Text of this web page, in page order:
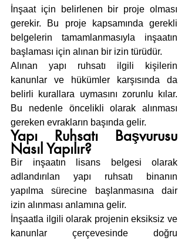
İnşaat için belirlenen bir proje olması
gerekir. Bu proje kapsamında gerekli
belgelerin tamamlanmasıyla inşaatın
başlaması için alınan bir izin türüdür.
Alınan yapı ruhsatı ilgili kişilerin
kanunlar ve hükümler karşısında da
belirli kurallara uymasını zorunlu kılar.
Bu nedenle öncelikli olarak alınması
gereken evrakların başında gelir.
Yapı Ruhsatı Başvurusu
Nasıl Yapılır?
Bir inşaatın lisans belgesi olarak
adlandırılan yapı ruhsatı binanın
yapılma sürecine başlanmasına dair
izin alınması anlamına gelir.
İnşaatla ilgili olarak projenin eksiksiz ve
kanunlar çerçevesinde doğru